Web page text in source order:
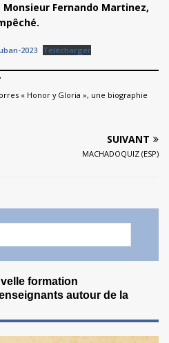
Fernando Martinez,
2023 Télécharger
« Honor y Gloria », une biographie
SUIVANT
MACHADOQUIZ (ESP)
formation
autour de la